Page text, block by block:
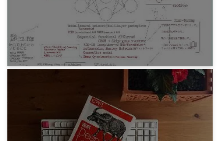
Learning』 ざっくり読み7章 さまざまなディー
プラーニングのモデル
4年前
Antonio Gulli and Sujit Pal『直感 Deep
Learning』 ざっくり読み8章 AI によるゲームプ
レイ